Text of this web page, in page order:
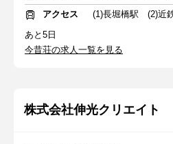
アクセス
あと5日
今昔荘の求人一覧を見る
株式会社伸光クリエイト